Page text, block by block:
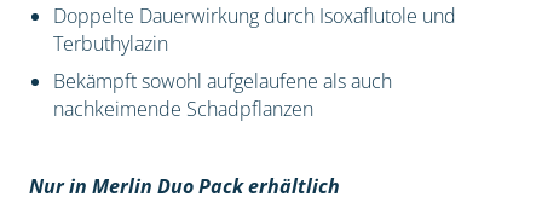
Doppelte Dauerwirkung durch Isoxaflutole und
Terbuthylazin
Bekämpft sowohl aufgelaufene als auch
nachkeimende Schadpflanzen
Nur in Merlin Duo Pack erhältlich